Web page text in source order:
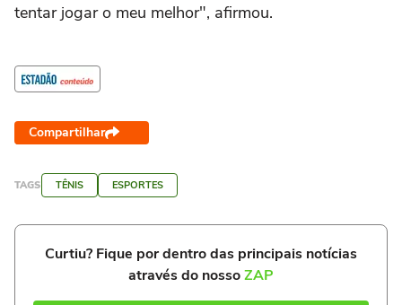
tentar jogar o meu melhor", afirmou.
Compartilhar
TAGS TÊNIS ESPORTES
Curtiu? Fique por dentro das principais notícias
através do nossoZAP